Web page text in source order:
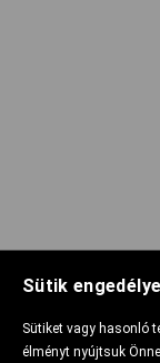
Sütik
Sütiket vagy hasonló
élményt nyújtsuk